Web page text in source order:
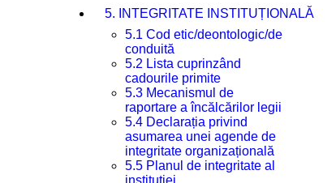
5. INTEGRITATE INSTITUȚIONALĂ
5.1 Cod etic/deontologic/de
conduită
5.2 Lista cuprinzând
cadourile primite
5.3 Mecanismul de
raportare a încălcărilor legii
5.4 Declarația privind
asumarea unei agende de
integritate organizațională
5.5 Planul de integritate al
instituției